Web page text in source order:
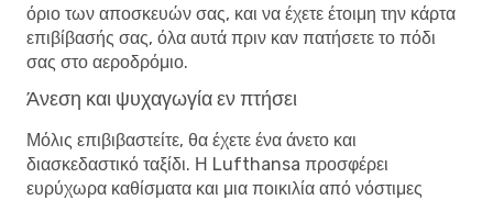
όριο των αποσκευών σας, και να έχετε έτοιμη την κάρτα
επιβίβασής σας, όλα αυτά πριν καν πατήσετε το πόδι
σας στο αεροδρόμιο.
Άνεση και ψυχαγωγία εν πτήσει
Μόλις επιβιβαστείτε, θα έχετε ένα άνετο και
διασκεδαστικό ταξίδι. Η Lufthansa προσφέρει
ευρύχωρα καθίσματα και μια ποικιλία από νόστιμες